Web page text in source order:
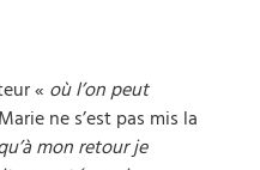
« où l’on peut
ne s’est pas mis la
mon retour je